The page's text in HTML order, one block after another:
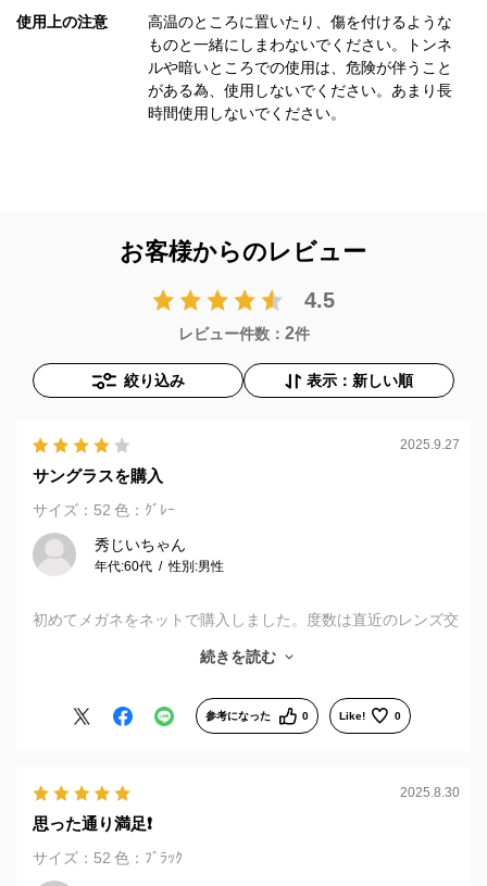
使用上の注意
高温のところに置いたり、傷を付けるような
ものと一緒にしまわないでください。トンネ
ルや暗いところでの使用は、危険が伴うこと
がある為、使用しないでください。あまり長
時間使用しないでください。
お客様からのレビュー
4.5
レビュー件数： 2件
絞り込み 表示：新しい順
2025.9.27
サングラスを購入
サイズ：52 色：ｸﾞﾚｰ
秀じいちゃん
年代:60代 性別:男性
初めてメガネをネットで購入しました。度数は直近のレンズ交
長さの確認、かけ心地などは実物を店舗で試した方が無難だっ
像合成シュミレーションができたらベストですね。
続きを読む
参考になった 0 Like! 0
2025.8.30
思った通り満足❗️
サイズ：52 色：ﾌﾞﾗｯｸ